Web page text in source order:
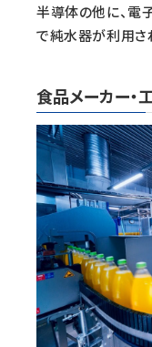
半導体の他に、電
で純水器が利用さ
食品メーカー・